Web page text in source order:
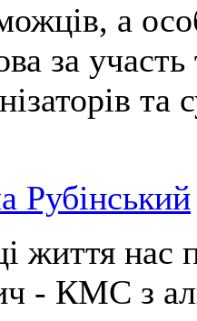
а
за
та
Рубінський
життя нас
- КМС з